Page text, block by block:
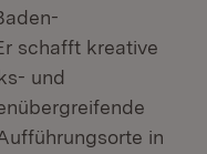
schafft kreative
und
in